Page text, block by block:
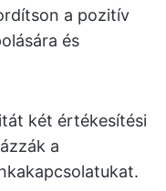
a pozitív
és
két értékesítési
a